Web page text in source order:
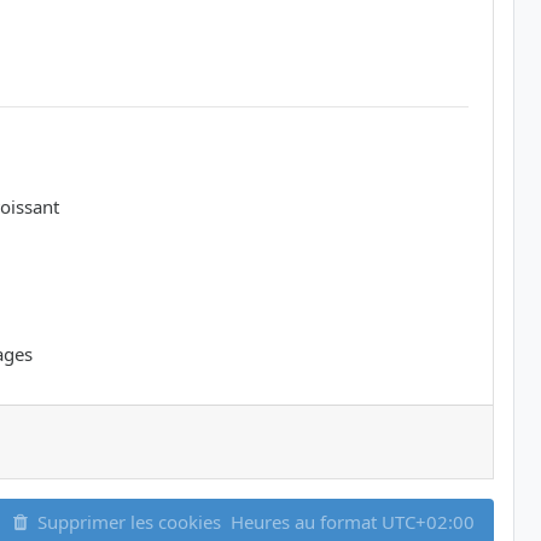
Supprimer les cookies Heures au format UTC+02:00